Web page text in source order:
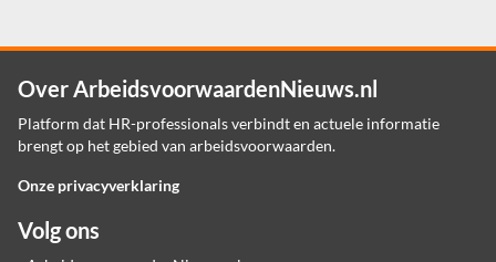
Over ArbeidsvoorwaardenNieuws.nl
Platform dat HR-professionals verbindt en actuele informatie
brengt op het gebied van arbeidsvoorwaarden.
Onze privacyverklaring
Volg ons